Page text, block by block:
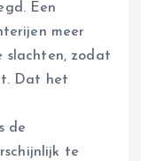
Een
meer
slachten, zodat
Dat het
de
te